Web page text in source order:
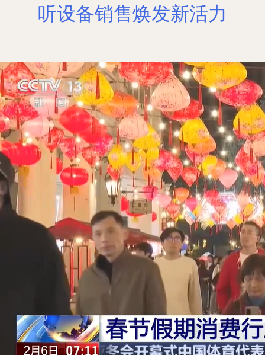
听设备销售焕发新活力